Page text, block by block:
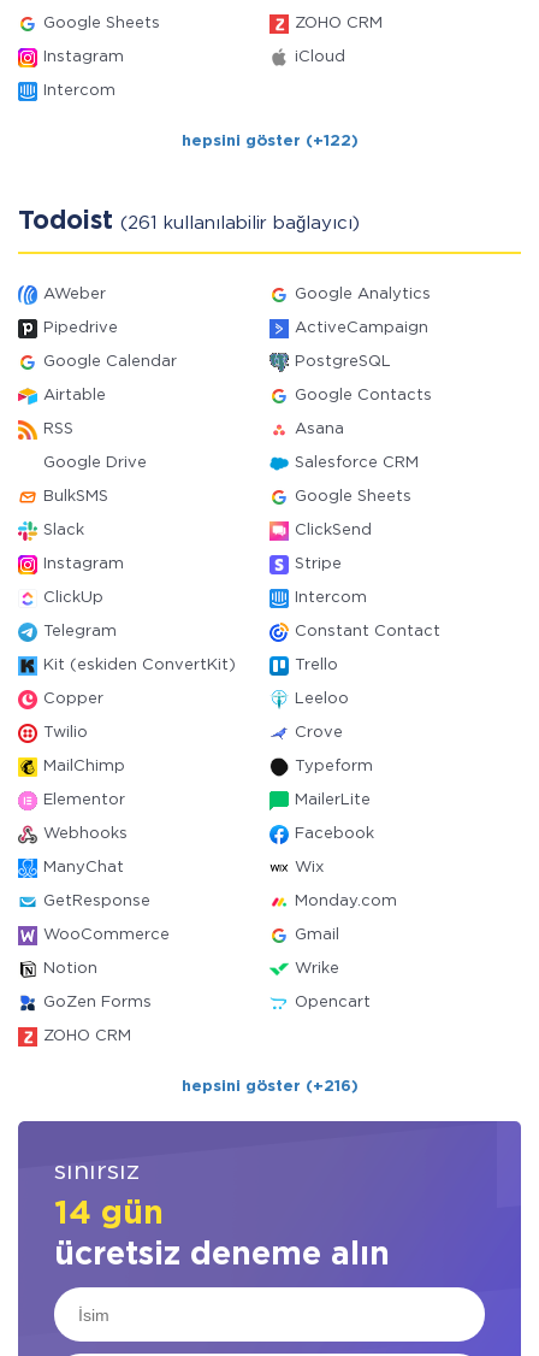
Google Sheets ZOHO CRM
Instagram iCloud
Intercom
hepsini göster (+122)
Todoist (261 kullanılabilir bağlayıcı)
AWeber Google Analytics
Pipedrive ActiveCampaign
Google Calendar PostgreSQL
Airtable Google Contacts
RSS Asana
Google Drive Salesforce CRM
BulkSMS Google Sheets
Slack ClickSend
Instagram Stripe
ClickUp Intercom
Telegram Constant Contact
Kit (eskiden ConvertKit) Trello
Copper Leeloo
Twilio Crove
MailChimp Typeform
Elementor MailerLite
Webhooks Facebook
ManyChat Wix
GetResponse Monday.com
WooCommerce Gmail
Notion Wrike
GoZen Forms Opencart
ZOHO CRM
hepsini göster (+216)
sınırsız
14 gün
ücretsiz deneme alın